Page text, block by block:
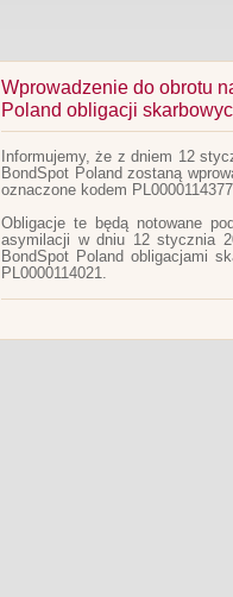
Wprowadzenie do obrotu
Poland obligacji
Informujemy, że z dniem 12
BondSpot Poland zostaną
oznaczone kodem
Obligacje te będą notowane
asymilacji w dniu 12 stycznia
BondSpot Poland obligacjami
PL0000114021.